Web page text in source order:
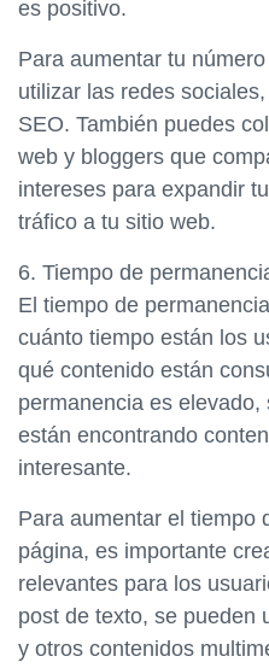
es positivo.
Para aumentar tu
utilizar las redes
SEO. También puedes
web y bloggers que
intereses para expandir
tráfico a tu sitio web.
6. Tiempo de
El tiempo de
cuánto tiempo están los
qué contenido están
permanencia es
están encontrando
interesante.
Para aumentar el tiempo
página, es importante
relevantes para los
post de texto, se pueden
y otros contenidos